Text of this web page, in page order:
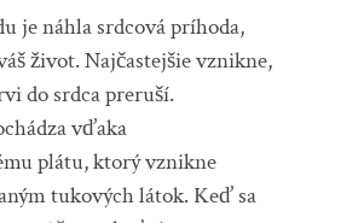
je náhla srdcová príhoda,
život. Najčastejšie vznikne,
do srdca preruší.
vďaka
plátu, ktorý vznikne
tukových látok. Keď sa